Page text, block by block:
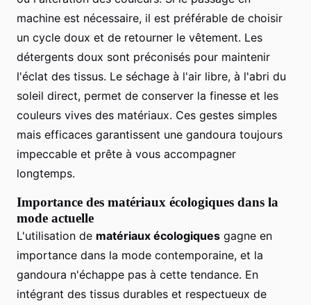
machine est nécessaire, il est préférable de choisir
un cycle doux et de retourner le vêtement. Les
détergents doux sont préconisés pour maintenir
l'éclat des tissus. Le séchage à l'air libre, à l'abri du
soleil direct, permet de conserver la finesse et les
couleurs vives des matériaux. Ces gestes simples
mais efficaces garantissent une gandoura toujours
impeccable et prête à vous accompagner
longtemps.
Importance des matériaux écologiques dans la
mode actuelle
L'utilisation de matériaux écologiques gagne en
importance dans la mode contemporaine, et la
gandoura n'échappe pas à cette tendance. En
intégrant des tissus durables et respectueux de